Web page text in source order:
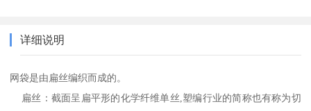
详细说明
网袋是由扁丝编织而成的。
扁丝：截面呈扁平形的化学纤维单丝,塑编行业的简称也有称为切